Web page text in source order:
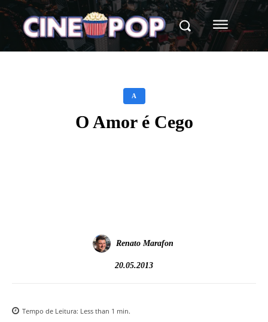
A
O Amor é Cego
Renato Marafon
20.05.2013
Tempo de Leitura: Less than 1 min.